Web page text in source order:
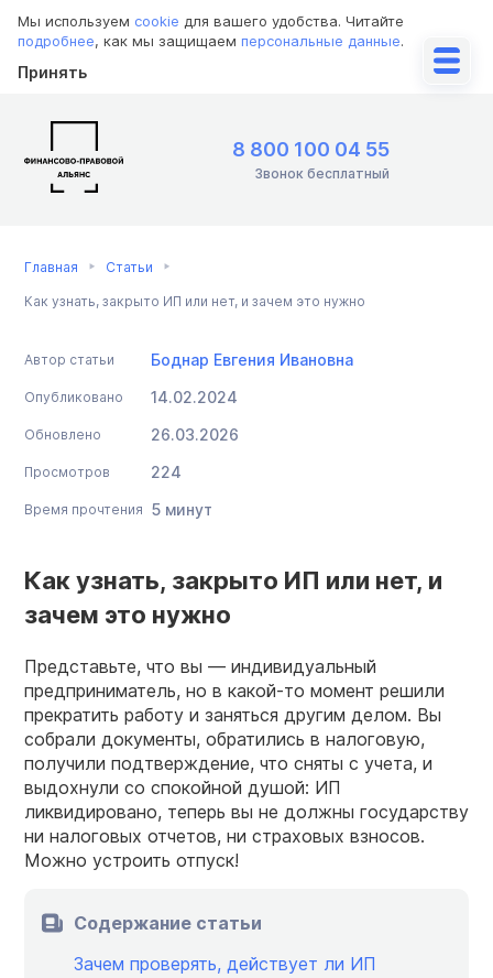
Мы используем cookie для вашего удобства. Читайте
подробнее, как мы защищаем персональные данные.
Принять
8 800 100 04 55
Звонок бесплатный
Главная Статьи
Как узнать, закрыто ИП или нет, и зачем это нужно
Автор статьи Боднар Евгения Ивановна
Опубликовано 14.02.2024
Обновлено 26.03.2026
Просмотров 224
Время прочтения 5 минут
Как узнать, закрыто ИП или нет, и
зачем это нужно
Представьте, что вы — индивидуальный
предприниматель, но в какой-то момент решили
прекратить работу и заняться другим делом. Вы
собрали документы, обратились в налоговую,
получили подтверждение, что сняты с учета, и
выдохнули со спокойной душой: ИП
ликвидировано, теперь вы не должны государству
ни налоговых отчетов, ни страховых взносов.
Можно устроить отпуск!
Содержание статьи
Зачем проверять, действует ли ИП